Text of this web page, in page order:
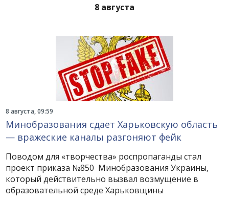
8 августа
8 августа, 09:59
Минобразования сдает Харьковскую область
— вражеские каналы разгоняют фейк
Поводом для «творчества» роспропаганды стал
проект приказа №850 Минобразования Украины,
который действительно вызвал возмущение в
образовательной среде Харьковщины